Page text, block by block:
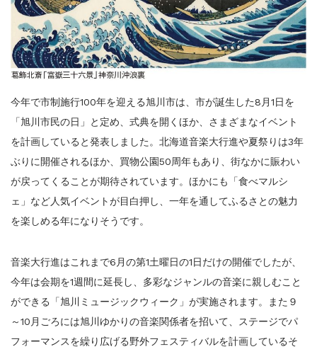
今年で市制施行100年を迎える旭川市は、市が誕生した8月1日を
「旭川市民の日」と定め、式典を開くほか、さまざまなイベント
を計画していると発表しました。北海道音楽大行進や夏祭りは3年
ぶりに開催されるほか、買物公園50周年もあり、街なかに賑わい
が戻ってくることが期待されています。ほかにも「食べマルシ
ェ」など人気イベントが目白押し、一年を通してふるさとの魅力
を楽しめる年になりそうです。
音楽大行進はこれまで6月の第1土曜日の1日だけの開催でしたが、
今年は会期を1週間に延長し、多彩なジャンルの音楽に親しむこと
ができる「旭川ミュージックウィーク」が実施されます。また９
～10月ごろには旭川ゆかりの音楽関係者を招いて、ステージでパ
フォーマンスを繰り広げる野外フェスティバルを計画しているそ